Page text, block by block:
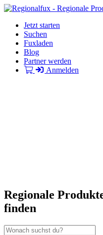
Jetzt starten
Suchen
Fuxladen
Blog
Partner werden
Anmelden
Regionale
finden